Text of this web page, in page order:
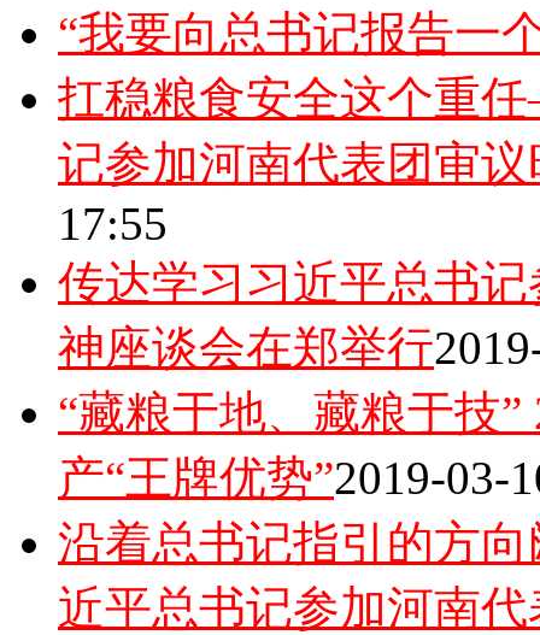
“我要向总书记报告一
扛稳粮食安全这个重
记参加河南代表团审
17:55
传达学习习近平总书
神座谈会在郑举行
“藏粮于地、藏粮于技
产“王牌优势”2019-03-
沿着总书记指引的方
近平总书记参加河南